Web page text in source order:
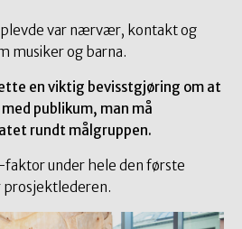
var nærvær, kontakt og
musiker og barna.
en viktig bevisstgjøring om at
publikum, man må
rundt målgruppen.
faktor under hele den første
prosjektlederen.